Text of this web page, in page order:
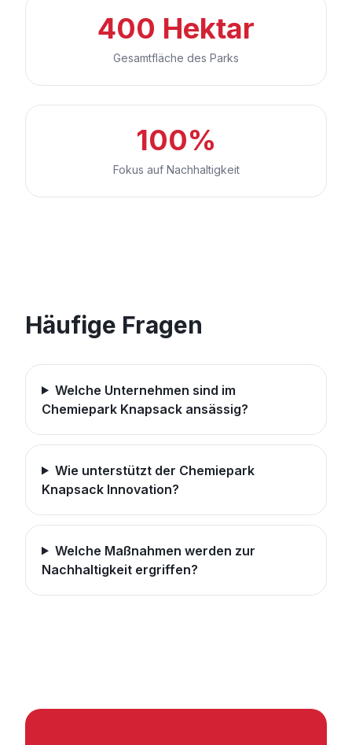
400 Hektar
Gesamtfläche des Parks
100%
Fokus auf Nachhaltigkeit
Häufige Fragen
Welche Unternehmen sind im
Chemiepark Knapsack ansässig?
Wie unterstützt der Chemiepark
Knapsack Innovation?
Welche Maßnahmen werden zur
Nachhaltigkeit ergriffen?